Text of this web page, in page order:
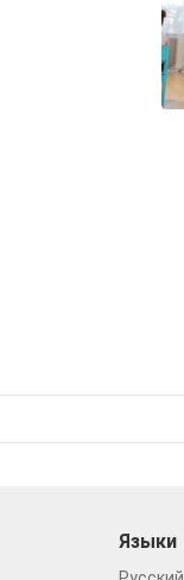
Языки